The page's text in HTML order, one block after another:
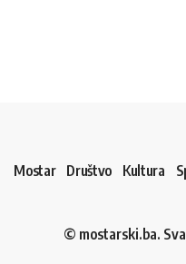
Mostar Društvo Kultura
© mostarski.ba.